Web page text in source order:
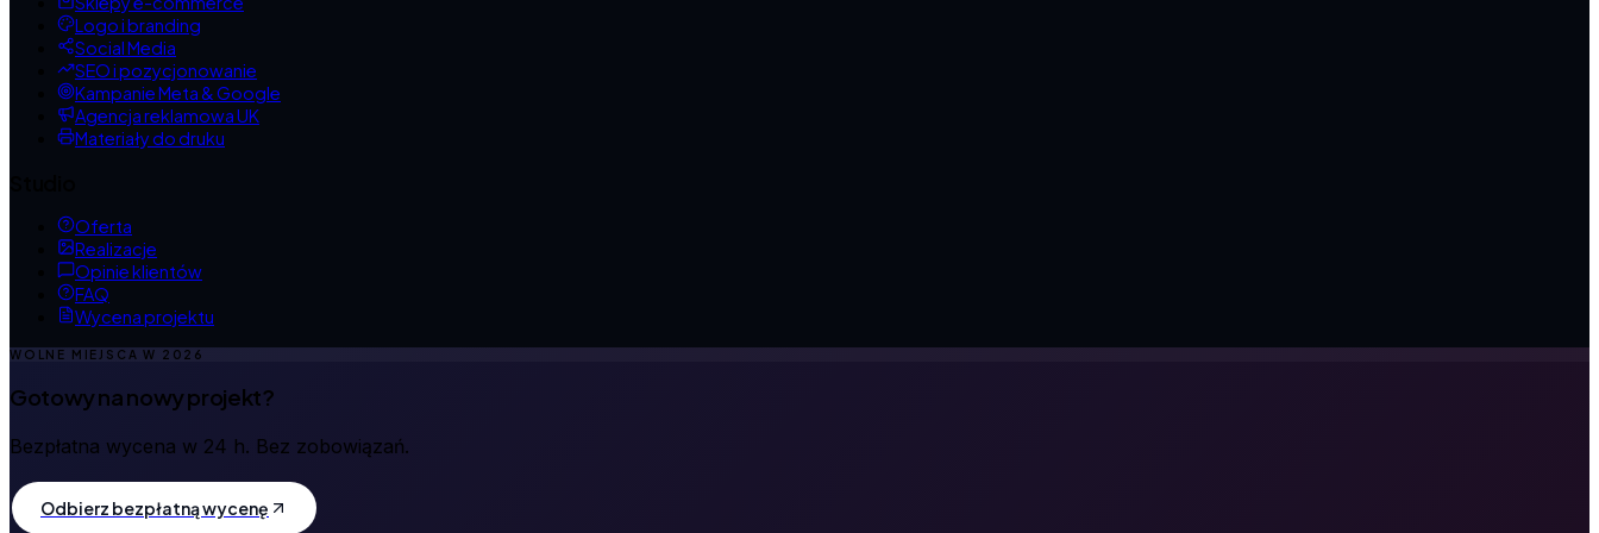
Logo i branding
Social Media
SEO i pozycjonowanie
Kampanie Meta & Google
Agencja reklamowa UK
Materiały do druku
Oferta
Realizacje
Opinie klientów
FAQ
Wycena projektu
WOLNE MIEJSCA W 2026
Gotowy na nowy projekt?
Bezpłatna wycena w 24 h. Bez zobowiązań.
Odbierz bezpłatną wycenę